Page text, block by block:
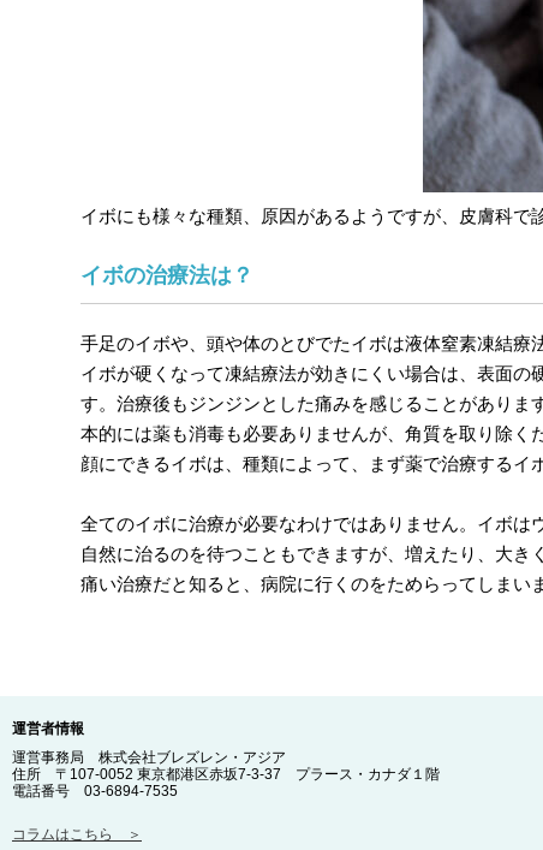
イボにも様々な種類、原因があるようですが、皮膚科で
イボの治療法は？
手足のイボや、頭や体のとびでたイボは液体窒素凍結療
イボが硬くなって凍結療法が効きにくい場合は、表面
す。治療後もジンジンとした痛みを感じることがあり
本的には薬も消毒も必要ありませんが、角質を取り除く
顔にできるイボは、種類によって、まず薬で治療するイ
全てのイボに治療が必要なわけではありません。イボは
自然に治るのを待つこともできますが、増えたり、大き
痛い治療だと知ると、病院に行くのをためらってしまい
運営者情報
運営事務局 株式会社ブレズレン・アジア
住所 〒107-0052 東京都港区赤坂7-3-37 プラース・カナダ１階
電話番号 03-6894-7535
コラムはこちら ＞